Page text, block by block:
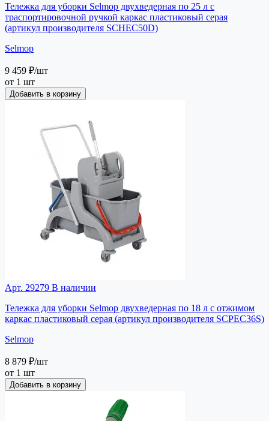
Тележка для уборки Selmop двухведерная по 25 л с
траспортировочной ручкой каркас пластиковый серая
(артикул производителя SCHEC50D)
Selmop
9 459 ₽/шт
от 1 шт
Добавить в корзину
Арт. 29279 В наличии
Тележка для уборки Selmop двухведерная по 18 л с отжимом
каркас пластиковый серая (артикул производителя SCPEC36S)
Selmop
8 879 ₽/шт
от 1 шт
Добавить в корзину